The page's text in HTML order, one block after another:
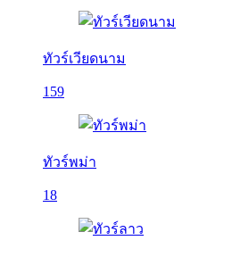
ทัวร์เวียดนาม
159
ทัวร์พม่า
18